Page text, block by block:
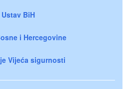
Ustav BiH
i Hercegovine
Vijeća sigurnosti